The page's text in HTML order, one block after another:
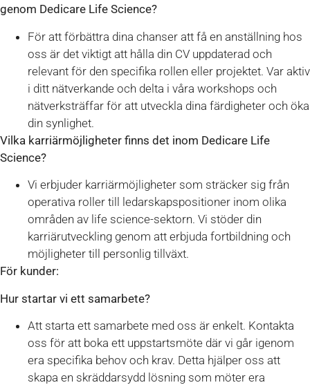
genom Dedicare Life Science?
För att förbättra dina chanser att få en anställning hos
oss är det viktigt att hålla din CV uppdaterad och
relevant för den specifika rollen eller projektet. Var aktiv
i ditt nätverkande och delta i våra workshops och
nätverksträffar för att utveckla dina färdigheter och öka
din synlighet.
Vilka karriärmöjligheter finns det inom Dedicare Life
Science?
Vi erbjuder karriärmöjligheter som sträcker sig från
operativa roller till ledarskapspositioner inom olika
områden av life science-sektorn. Vi stöder din
karriärutveckling genom att erbjuda fortbildning och
möjligheter till personlig tillväxt.
För kunder:
Hur startar vi ett samarbete?
Att starta ett samarbete med oss är enkelt. Kontakta
oss för att boka ett uppstartsmöte där vi går igenom
era specifika behov och krav. Detta hjälper oss att
skapa en skräddarsydd lösning som möter era